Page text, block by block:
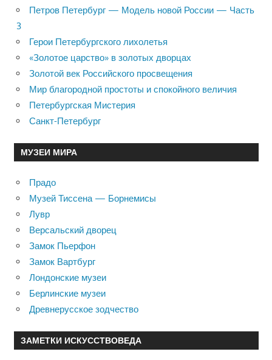
Петров Петербург — Модель новой России — Часть
3
Герои Петербургского лихолетья
«Золотое царство» в золотых дворцах
Золотой век Российского просвещения
Мир благородной простоты и спокойного величия
Петербургская Мистерия
Санкт-Петербург
МУЗЕИ МИРА
Прадо
Музей Тиссена — Борнемисы
Лувр
Версальский дворец
Замок Пьерфон
Замок Вартбург
Лондонские музеи
Берлинские музеи
Древнерусское зодчество
ЗАМЕТКИ ИСКУССТВОВЕДА